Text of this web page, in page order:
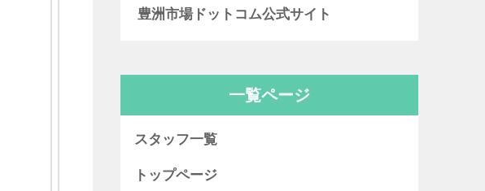
豊洲市場ドットコム公式サイト
一覧ページ
スタッフ一覧
トップページ